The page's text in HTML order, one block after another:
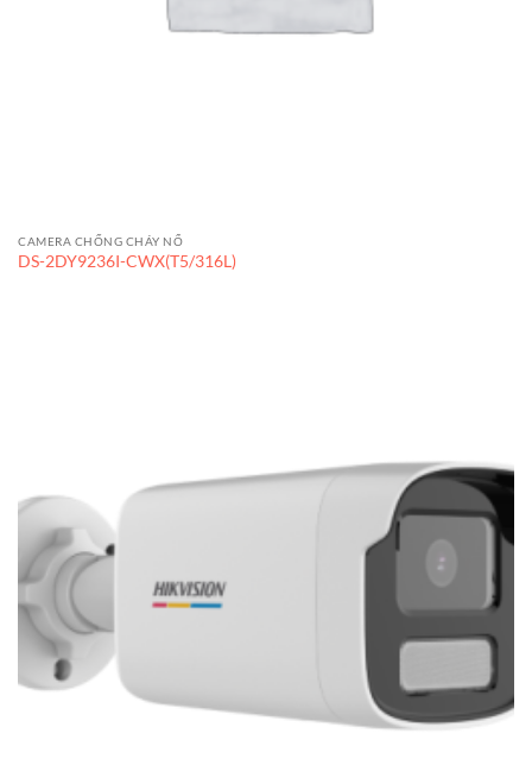
CAMERA CHỐNG CHÁY NỔ
DS-2DY9236I-CWX(T5/316L)